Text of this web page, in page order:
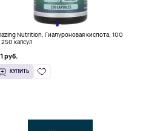
Nutrition, Гиалуроновая кислота, 100
250 капсул
руб.
КУПИТЬ